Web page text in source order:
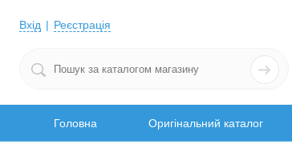
Вхід Реєстрація
Головна Оригінальний каталог